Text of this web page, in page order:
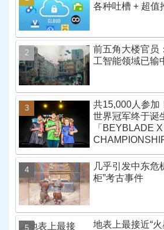
各种吐槽 + 超值
前五角大楼官员
工智能领域已输
共15,000人参加
世界冠军终于诞
「BEYBLADE
几乎引发中东危
柜”考古事件
地表上最接近“火